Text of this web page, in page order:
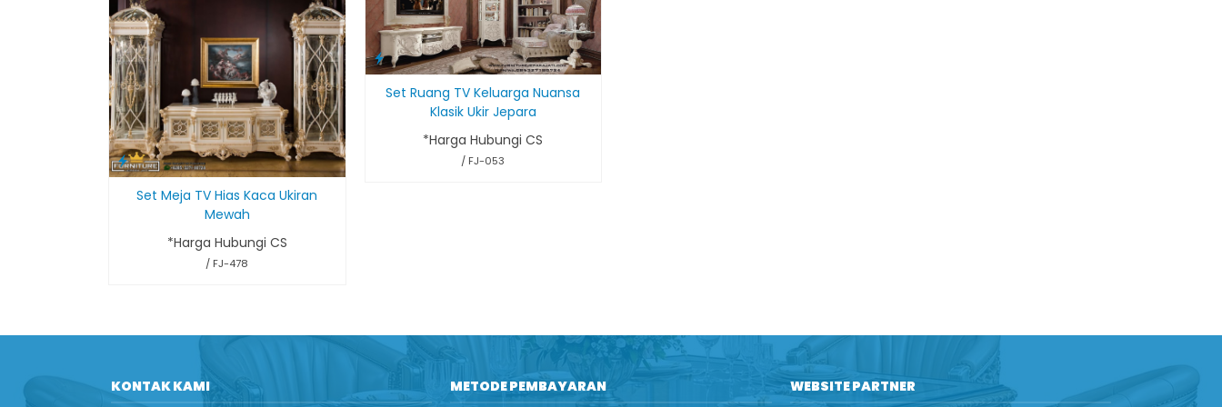
Set Meja TV Hias Kaca Ukiran
Mewah
*Harga Hubungi CS
/ FJ-478
Set Ruang TV Keluarga Nuansa
Klasik Ukir Jepara
*Harga Hubungi CS
/ FJ-053
KONTAK KAMI METODE PEMBAYARAN WEBSITE PARTNER